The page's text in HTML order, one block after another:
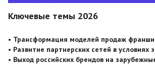
Ключевые темы 2026
• Трансформация моделей продаж
• Развитие партнерских сетей в условиях
• Выход российских брендов на